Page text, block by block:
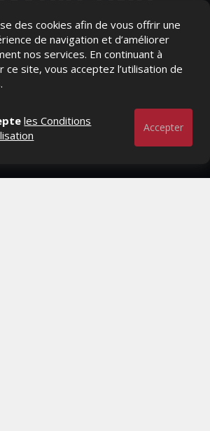
des cookies afin de vous offrir une
de navigation et d’améliorer
nos services. En continuant à
ce site, vous acceptez l’utilisation de
les Conditions
Accepter
Com/Market/Ntic, Actualités
Stratégies, Communication,
presse, Créa, Baromètre,